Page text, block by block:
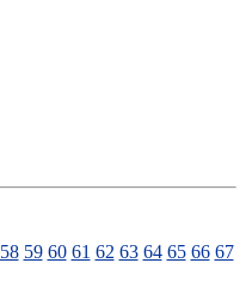
58 59 60 61 62 63 64 65 66 67